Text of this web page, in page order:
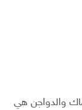
والدواجن هي